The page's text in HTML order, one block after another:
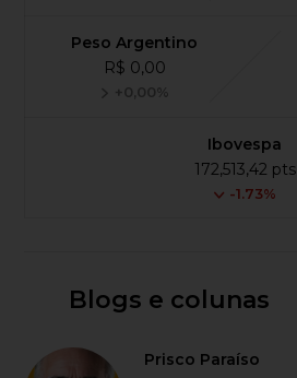
Peso Argentino
R$ 0,00
+0,00%
Ibovespa
172,513,42 pts
-1.73%
Blogs e colunas
Prisco Paraíso